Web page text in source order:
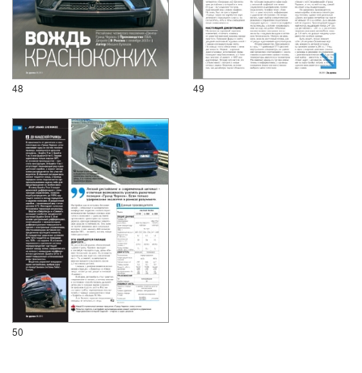
48 49
50